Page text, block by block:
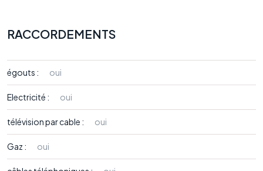
RACCORDEMENTS
égouts : oui
Electricité : oui
télévision par cable : oui
Gaz : oui